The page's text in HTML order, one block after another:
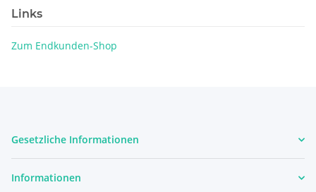
Links
Zum Endkunden-Shop
Gesetzliche Informationen
Informationen